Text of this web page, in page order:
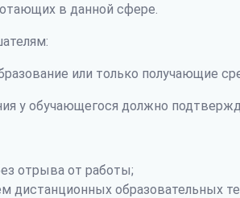
в данной сфере.
или только получающие
у обучающегося должно
отрыва от работы;
дистанционных образовательных